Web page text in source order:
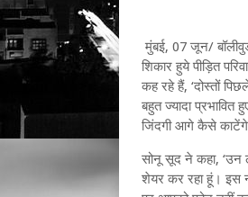
मुंबई, 07 जून/
शिकार हुये पीड़ित
कह रहे हैं, ‘दोस्तों
बहुत ज्यादा
जिंदगी आगे कैसे
सोनू सूद ने कहा, ‘उन
शेयर कर रहा हूं। इस